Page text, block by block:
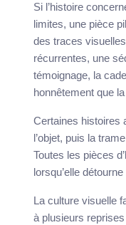
Si l’histoire
limites, une pièce
des traces
récurrentes, une
témoignage, la
honnêtement que
Certaines histoires
l’objet, puis la
Toutes les pièces
lorsqu’elle
La culture visuelle
à plusieurs